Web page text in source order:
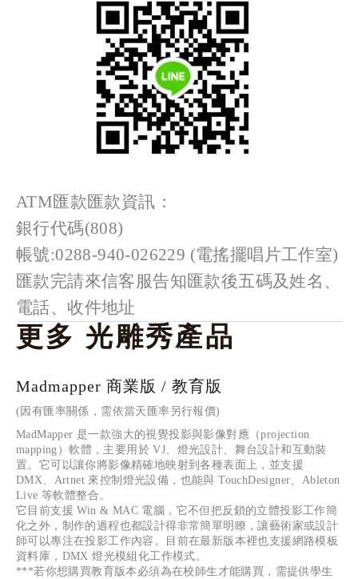
ATM匯款匯款資訊：
銀行代碼(808)
帳號:0288-940-026229 (電搖擺唱片工作室)
匯款完請來信客服告知匯款後五碼及姓名、
電話、收件地址
更多 光雕秀產品
Madmapper 商業版 / 教育版
(因有匯率關係，需依當天匯率另行報價)
MadMapper 是一款強大的視覺投影與影像對應（projection
mapping）軟體，主要用於 VJ、燈光設計、舞台設計和互動裝
置。它可以讓你將影像精確地映射到各種表面上，並支援
DMX、Artnet 來控制燈光設備，也能與 TouchDesigner、Ableton
Live 等軟體整合。
它目前支援 Win & MAC 電腦，它不但把反鎖的立體投影工作簡
化之外，制作的過程也都設計得非常簡單明瞭，讓藝術家或設計
師可以專注在投影工作內容。目前在最新版本裡也支援網路模板
資料庫，DMX 燈光模組化工作模式。
***若你想購買教育版本必須為在校師生才能購買，需提供學生